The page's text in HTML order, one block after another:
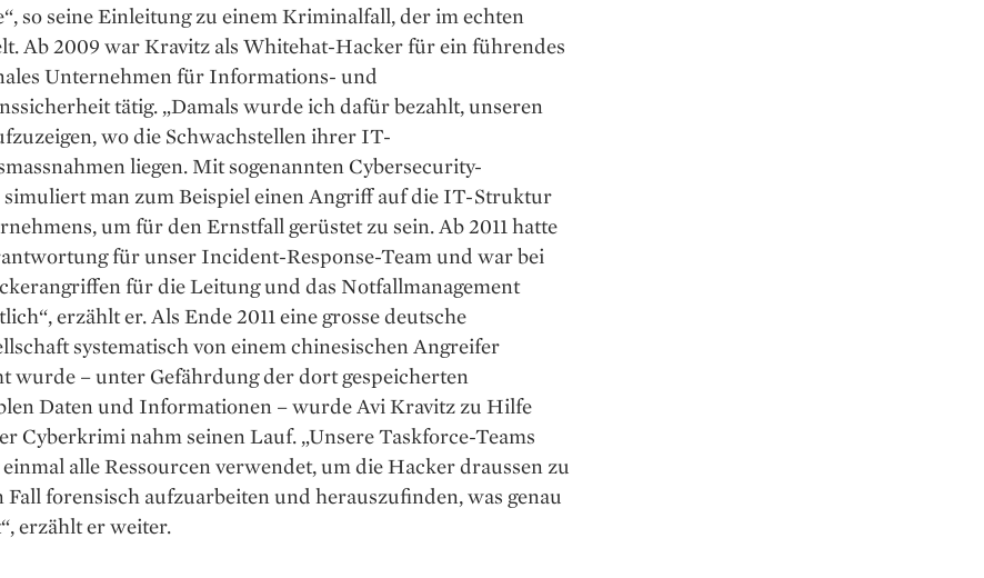
so seine Einleitung zu einem Kriminalfall, der im echten
Ab 2009 war Kravitz als Whitehat-Hacker für ein führendes
Unternehmen für Informations- und
tätig. „Damals wurde ich dafür bezahlt, unseren
wo die Schwachstellen ihrer IT-
liegen. Mit sogenannten Cybersecurity-
simuliert man zum Beispiel einen Angriff auf die IT-Struktur
um für den Ernstfall gerüstet zu sein. Ab 2011 hatte
für unser Incident-Response-Team und war bei
für die Leitung und das Notfallmanagement
erzählt er. Als Ende 2011 eine grosse deutsche
systematisch von einem chine­sischen Angreifer
wurde – unter Gefährdung der dort gespeicherten
Daten und Informa­tionen – wurde Avi Kravitz zu Hilfe
Cyberkrimi nahm seinen Lauf. „Unsere Taskforce-Teams
alle Ressourcen verwendet, um die Hacker draussen zu
Fall forensisch aufzuarbeiten und herauszufinden, was genau
erzählt er weiter.